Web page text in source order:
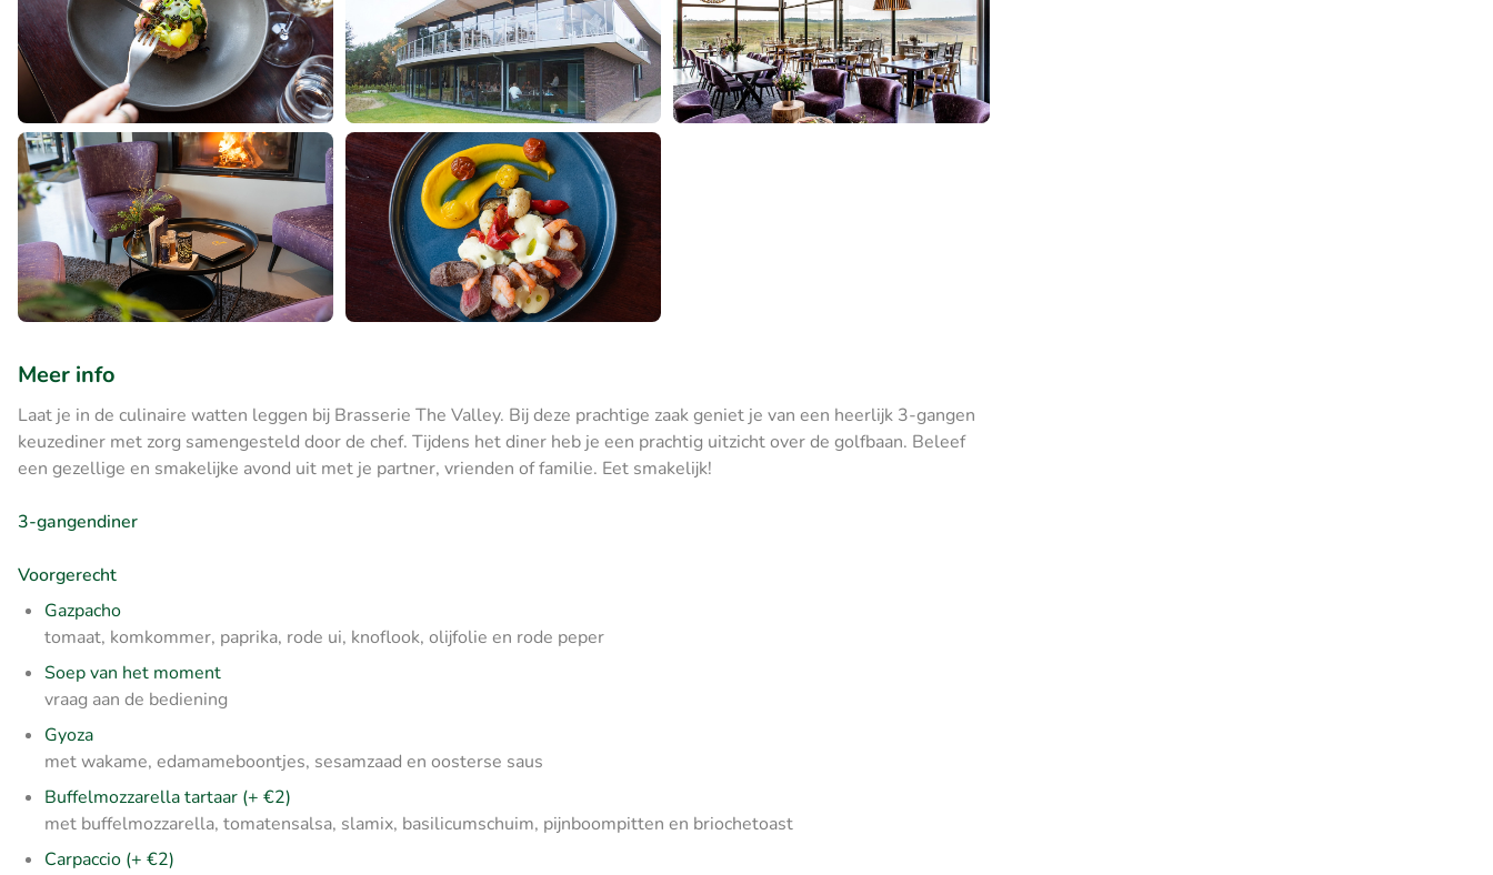
Meer info
Laat je in de culinaire watten leggen bij Brasserie The Valley. Bij deze prachtige zaak geniet je van een heerlijk 3-gangen
keuzediner met zorg samengesteld door de chef. Tijdens het diner heb je een prachtig uitzicht over de golfbaan. Beleef
een gezellige en smakelijke avond uit met je partner, vrienden of familie. Eet smakelijk!
3-gangendiner
Voorgerecht
Gazpacho
tomaat, komkommer, paprika, rode ui, knoflook, olijfolie en rode peper
Soep van het moment
vraag aan de bediening
Gyoza
met wakame, edamameboontjes, sesamzaad en oosterse saus
Buffelmozzarella tartaar (+ €2)
met buffelmozzarella, tomatensalsa, slamix, basilicumschuim, pijnboompitten en briochetoast
Carpaccio (+ €2)